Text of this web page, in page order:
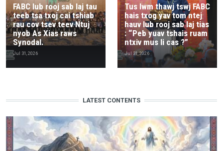
FABC lub rooj sab laj tau
teeb tsa txoj cai tshiab
rau cov tsev teev Ntuj
nyob As Xias raws
Synodal.
Jul 31, 2026
Tus lwm thawj tswj FABC
hais txog yav tom ntej
hauv lub rooj sab laj tias
: “Peb yuav tshais ruam
ntxiv mus li cas ?”
Jul 31, 2026
LATEST CONTENTS